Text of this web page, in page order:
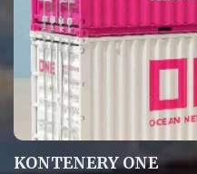
KONTENERY ONE